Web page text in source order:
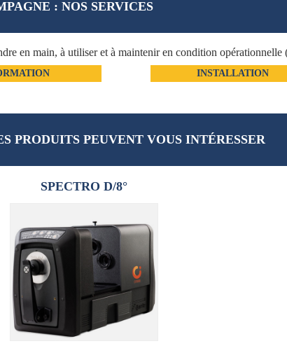
: NOS SERVICES
en main, à utiliser et à maintenir en condition
INSTALLATION
PRODUITS PEUVENT VOUS INTÉRESSER
SPECTRO D/8°